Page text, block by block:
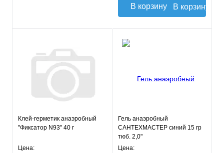
В корзину
Клей-герметик анаэробный
"Фиксатор N93" 40 г
Цена:
Гель анаэробный
САНТЕХМАСТЕР синий 15 гр
тюб. 2,0"
Цена: